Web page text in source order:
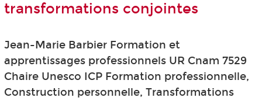
transformations conjointes
Jean-Marie Barbier Formation et
apprentissages professionnels UR Cnam 7529
Chaire Unesco ICP Formation professionnelle,
Construction personnelle, Transformations